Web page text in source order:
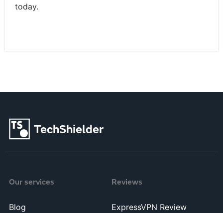
today.
TechShielder
Our services
Blog
Reviews
ExpressVPN Review